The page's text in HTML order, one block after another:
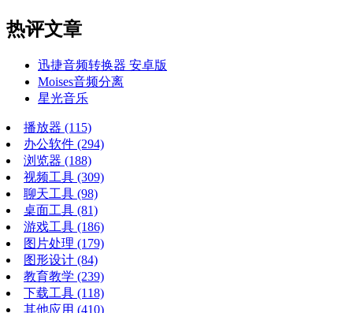
热评文章
迅捷音频转换器 安卓版
Moises音频分离
星光音乐
播放器 (115)
办公软件 (294)
浏览器 (188)
视频工具 (309)
聊天工具 (98)
桌面工具 (81)
游戏工具 (186)
图片处理 (179)
图形设计 (84)
教育教学 (239)
下载工具 (118)
其他应用 (410)